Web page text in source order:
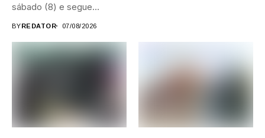
sábado (8) e segue
BYREDATOR 07/08/2026